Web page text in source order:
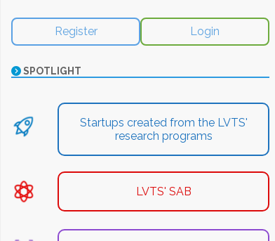
Register Login
SPOTLIGHT
Startups created from the LVTS'
research programs
LVTS' SAB